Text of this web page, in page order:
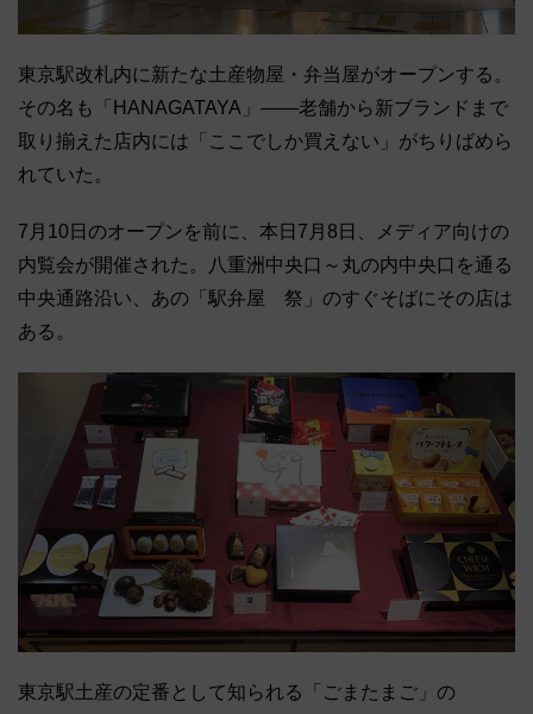
東京駅改札内に新たな土産物屋・弁当屋がオープンする。
その名も「HANAGATAYA」――老舗から新ブランドまで
取り揃えた店内には「ここでしか買えない」がちりばめら
れていた。
7月10日のオープンを前に、本日7月8日、メディア向けの
内覧会が開催された。八重洲中央口～丸の内中央口を通る
中央通路沿い、あの「駅弁屋 祭」のすぐそばにその店は
ある。
東京駅土産の定番として知られる「ごまたまご」の